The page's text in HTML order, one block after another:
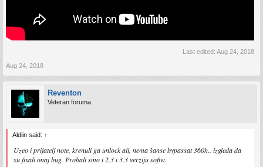
Last edited: Aug 24, 2018
Aug 24, 2018
Reventon
Veteran foruma
Aldiin said: ↑
Uzeo i prijatelj note, krenuli ga unlock ali, nema šanse bypassat 360h.. izgleda da
su fixali onaj bug. Probali smo i 2.3 i 3.3 verziju softw.